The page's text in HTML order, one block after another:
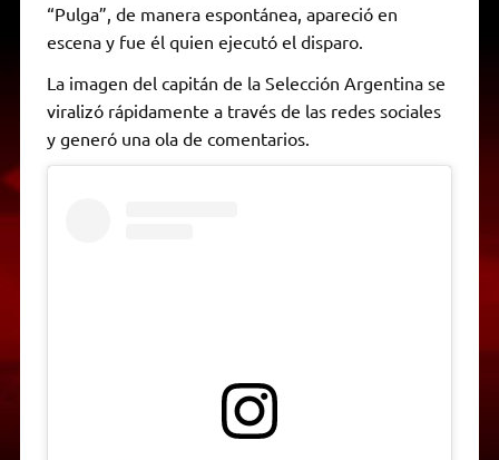
“Pulga”, de manera espontánea, apareció en
escena y fue él quien ejecutó el disparo.
La imagen del capitán de la Selección Argentina se
viralizó rápidamente a través de las redes sociales
y generó una ola de comentarios.